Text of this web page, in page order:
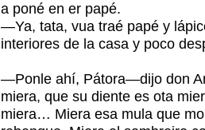
a poné en er papé.
—Ya, tata, vua traé papé y
interiores de la casa y poco
—Ponle ahí, Pátora—dijo don
miera, que su diente es ota
miera… Miera esa mula que